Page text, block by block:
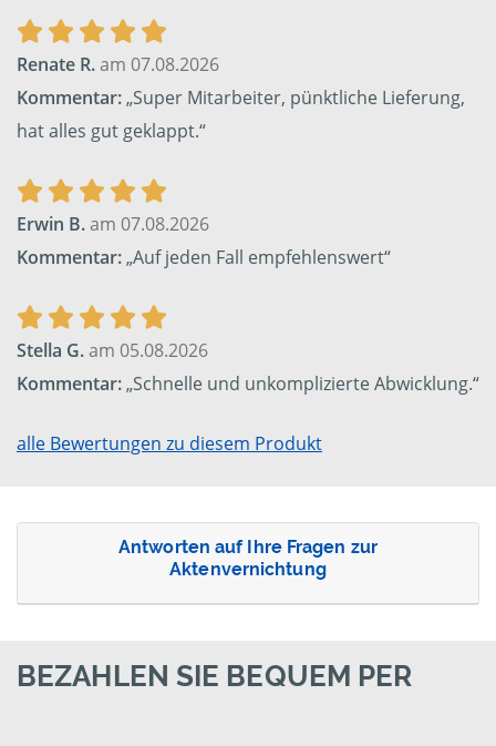
Renate R.am 07.08.2026
Kommentar:„Super Mitarbeiter, pünktliche Lieferung,
hat alles gut geklappt.“
Erwin B.am 07.08.2026
Kommentar:„Auf jeden Fall empfehlenswert“
Stella G.am 05.08.2026
Kommentar:„Schnelle und unkomplizierte Abwicklung.“
alle Bewertungen zu diesem Produkt
Antworten auf Ihre Fragen zur
Aktenvernichtung
BEZAHLEN SIE BEQUEM PER